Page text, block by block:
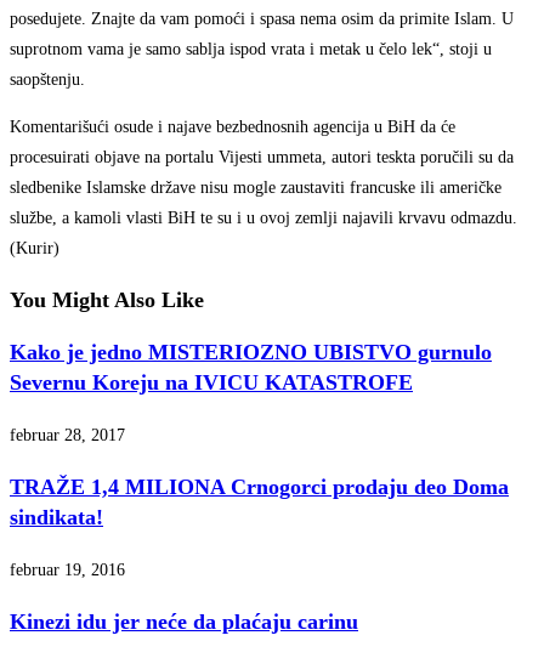
posedujete. Znajte da vam pomoći i spasa nema osim da primite Islam. U
suprotnom vama je samo sablja ispod vrata i metak u čelo lek“, stoji u
saopštenju.
Komentarišući osude i najave bezbednosnih agencija u BiH da će
procesuirati objave na portalu Vijesti ummeta, autori teskta poručili su da
sledbenike Islamske države nisu mogle zaustaviti francuske ili američke
službe, a kamoli vlasti BiH te su i u ovoj zemlji najavili krvavu odmazdu.
(Kurir)
You Might Also Like
Kako je jedno MISTERIOZNO UBISTVO gurnulo
Severnu Koreju na IVICU KATASTROFE
februar 28, 2017
TRAŽE 1,4 MILIONA Crnogorci prodaju deo Doma
sindikata!
februar 19, 2016
Kinezi idu jer neće da plaćaju carinu